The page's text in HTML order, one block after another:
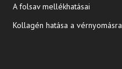
A folsav mellékhatásai
Kollagén hatása a vérnyomásra